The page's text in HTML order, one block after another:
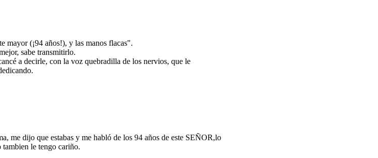
mayor (¡94 años!), y las manos flacas".
sabe transmitirlo.
a decirle, con la voz quebradilla de los nervios, que le
me dijo que estabas y me habló de los 94 años de este SEÑOR,lo
le tengo cariño.